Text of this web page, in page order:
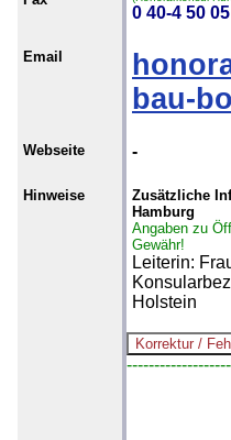
0 40-4 50
Email
bau-
Webseite -
Hinweise
Zusätzliche
Hamburg
Angaben zu
Gewähr!
Leiterin:
Holstein